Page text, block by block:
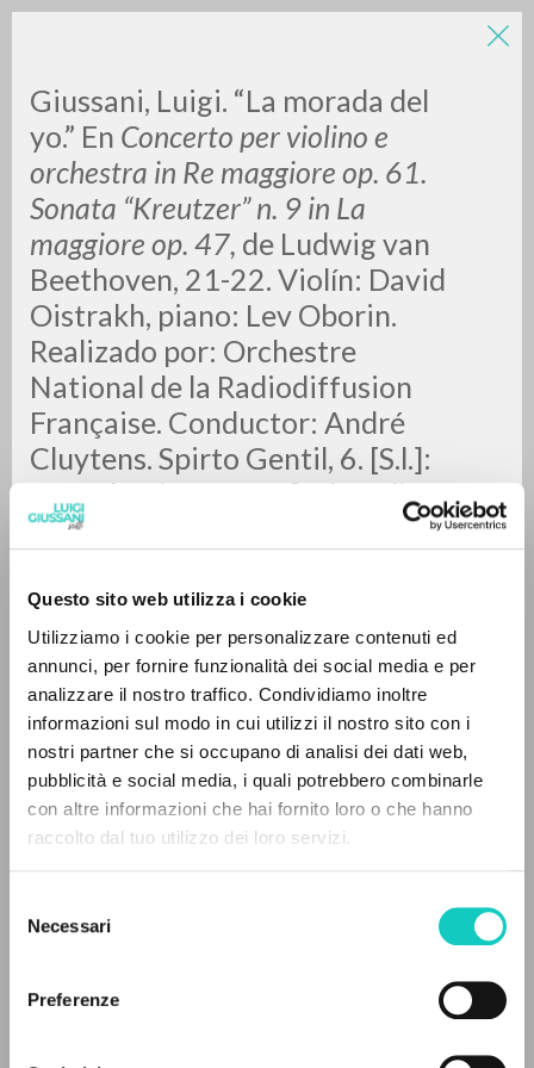
Questo sito web utilizza i cookie
Utilizziamo i cookie per personalizzare contenuti ed
annunci, per fornire funzionalità dei social media e per
analizzare il nostro traffico. Condividiamo inoltre
informazioni sul modo in cui utilizzi il nostro sito con i
nostri partner che si occupano di analisi dei dati web,
pubblicità e social media, i quali potrebbero combinarle
con altre informazioni che hai fornito loro o che hanno
raccolto dal tuo utilizzo dei loro servizi.
delNecessari
Preferenze
Giussani, Luigi. “La morada del
yo.” En Concerto per violino e
orchestra in Re maggiore op. 61.
Sonata “Kreutzer” n. 9 in La
maggiore op. 47, de Ludwig van
Beethoven, 21-22. Violín: David
Oistrakh, piano: Lev Oborin.
Realizado por: Orchestre
National de la Radiodiffusion
Française. Conductor: André
Cluytens. Spirto Gentil, 6. [S.l.]:
EMI Classics, 1998. [Cd-Audio +
folleto].
Giussani Luigi
Spagnolo
LUIGI
GIUSSANI
scritti
A
Z